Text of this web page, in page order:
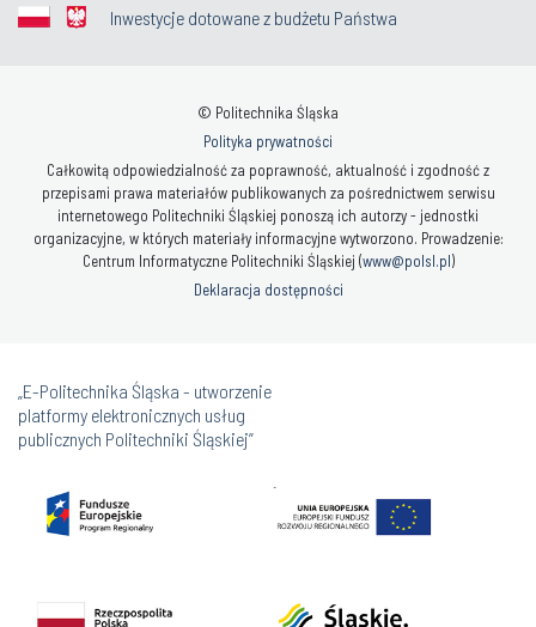
Inwestycje dotowane z budżetu Państwa
© Politechnika Śląska
Polityka prywatności
Całkowitą odpowiedzialność za poprawność, aktualność i zgodność z
przepisami prawa materiałów publikowanych za pośrednictwem serwisu
internetowego Politechniki Śląskiej ponoszą ich autorzy - jednostki
organizacyjne, w których materiały informacyjne wytworzono. Prowadzenie:
Centrum Informatyczne Politechniki Śląskiej (www@polsl.pl)
Deklaracja dostępności
„E-Politechnika Śląska - utworzenie
platformy elektronicznych usług
publicznych Politechniki Śląskiej”